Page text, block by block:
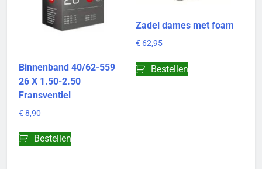
Binnenband 40/62-559
26 X 1.50-2.50
Fransventiel
€ 8,90
Bestellen
Zadel dames met foam
€ 62,95
Bestellen